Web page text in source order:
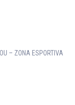
– ZONA ESPORTIVA